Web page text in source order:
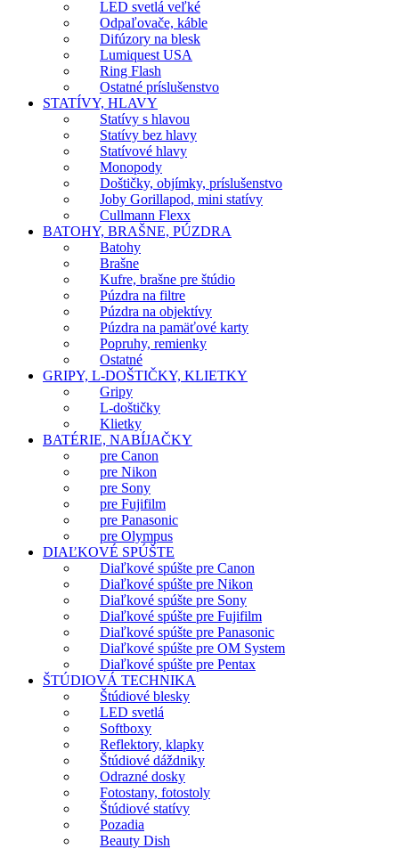
LED svetlá veľké
Odpaľovače, káble
Difúzory na blesk
Lumiquest USA
Ring Flash
Ostatné príslušenstvo
STATÍVY, HLAVY
Statívy s hlavou
Statívy bez hlavy
Statívové hlavy
Monopody
Doštičky, objímky, príslušenstvo
Joby Gorillapod, mini statívy
Cullmann Flexx
BATOHY, BRAŠNE, PÚZDRA
Batohy
Brašne
Kufre, brašne pre štúdio
Púzdra na filtre
Púzdra na objektívy
Púzdra na pamäťové karty
Popruhy, remienky
Ostatné
GRIPY, L-DOŠTIČKY, KLIETKY
Gripy
L-doštičky
Klietky
BATÉRIE, NABÍJAČKY
pre Canon
pre Nikon
pre Sony
pre Fujifilm
pre Panasonic
pre Olympus
DIAĽKOVÉ SPÚŠTE
Diaľkové spúšte pre Canon
Diaľkové spúšte pre Nikon
Diaľkové spúšte pre Sony
Diaľkové spúšte pre Fujifilm
Diaľkové spúšte pre Panasonic
Diaľkové spúšte pre OM System
Diaľkové spúšte pre Pentax
ŠTÚDIOVÁ TECHNIKA
Štúdiové blesky
LED svetlá
Softboxy
Reflektory, klapky
Štúdiové dáždniky
Odrazné dosky
Fotostany, fotostoly
Štúdiové statívy
Pozadia
Beauty Dish